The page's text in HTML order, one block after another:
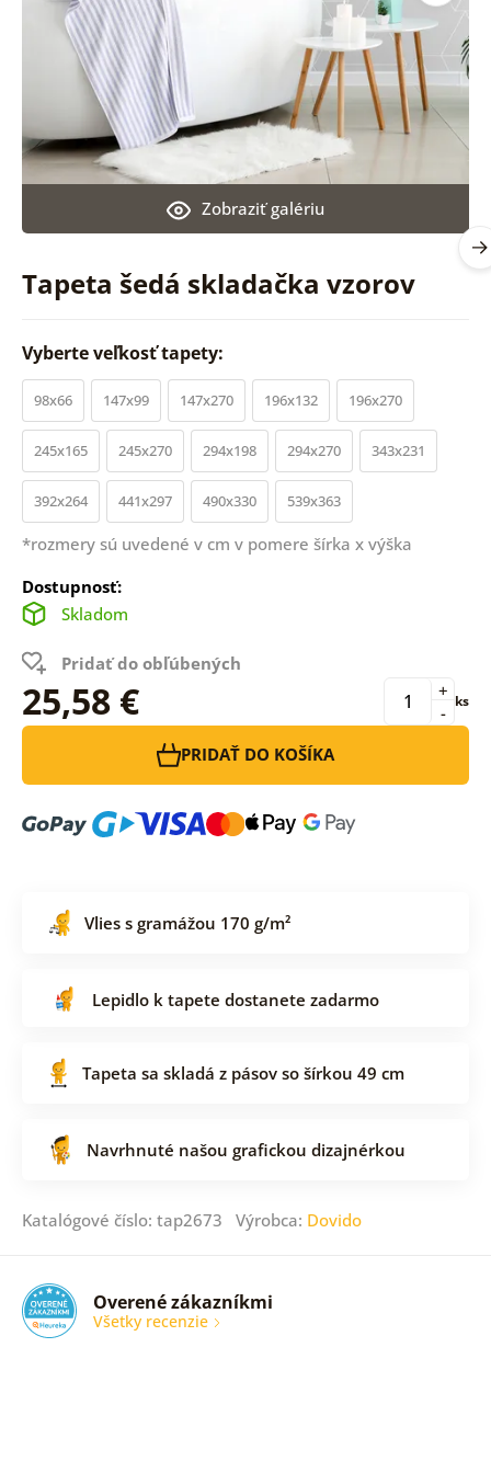
Tapeta šedá skladačka vzorov
Zobraziť galériu
Vyberte veľkosť tapety:
98x66 147x99 147x270 196x132 196x270
245x165 245x270 294x198 294x270 343x231
392x264 441x297 490x330 539x363
*rozmery sú uvedené v cm v pomere šírka x výška
Dostupnosť:
Skladom
Pridať do obľúbených
25,58 € -
+ ks
PRIDAŤ DO KOŠÍKA
Vlies s gramážou 170 g/m²
Lepidlo k tapete dostanete zadarmo
Tapeta sa skladá z pásov so šírkou 49 cm
Navrhnuté našou grafickou dizajnérkou
Katalógové číslo: tap2673 Výrobca: Dovido
Overené zákazníkmi
Všetky recenzie